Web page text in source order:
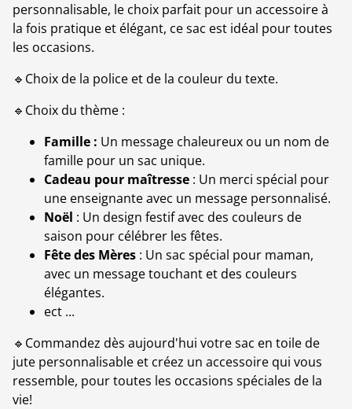
personnalisable, le choix parfait pour un accessoire à
la fois pratique et élégant, ce sac est idéal pour toutes
les occasions.
🔹Choix de la police et de la couleur du texte.
🔹Choix du thème :
Famille : Un message chaleureux ou un nom de
famille pour un sac unique.
Cadeau pour maîtresse : Un merci spécial pour
une enseignante avec un message personnalisé.
Noël : Un design festif avec des couleurs de
saison pour célébrer les fêtes.
Fête des Mères : Un sac spécial pour maman,
avec un message touchant et des couleurs
élégantes.
ect ...
🔹Commandez dès aujourd'hui votre sac en toile de
jute personnalisable et créez un accessoire qui vous
ressemble, pour toutes les occasions spéciales de la
vie!